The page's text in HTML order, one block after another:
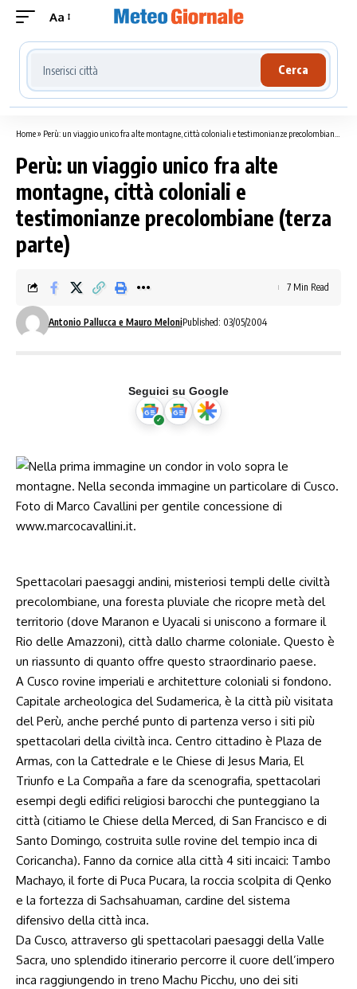
Aa
Cerca località meteo
Cerca
Home» Perù: un viaggio unico fra alte montagne, città coloniali e testimonianze precolombiane (terza parte)
Perù: un viaggio unico fra alte
montagne, città coloniali e
testimonianze precolombiane (terza
parte)
Antonio Pallucca e Mauro MeloniPublished: 03/05/2004
7 Min Read
Seguici su Google
Spettacolari paesaggi andini, misteriosi templi delle civiltà
precolombiane, una foresta pluviale che ricopre metà del
territorio (dove Maranon e Uyacali si uniscono a formare il
Rio delle Amazzoni), città dallo charme coloniale. Questo è
un riassunto di quanto offre questo straordinario paese.
A Cusco rovine imperiali e architetture coloniali si fondono.
Capitale archeologica del Sudamerica, è la città più visitata
del Perù, anche perché punto di partenza verso i siti più
spettacolari della civiltà inca. Centro cittadino è Plaza de
Armas, con la Cattedrale e le Chiese di Jesus Maria, El
Triunfo e La Compaña a fare da scenografia, spettacolari
esempi degli edifici religiosi barocchi che punteggiano la
città (citiamo le Chiese della Merced, di San Francisco e di
Santo Domingo, costruita sulle rovine del tempio inca di
Coricancha). Fanno da cornice alla città 4 siti incaici: Tambo
Machayo, il forte di Puca Pucara, la roccia scolpita di Qenko
e la fortezza di Sachsahuaman, cardine del sistema
difensivo della città inca.
Da Cusco, attraverso gli spettacolari paesaggi della Valle
Sacra, uno splendido itinerario percorre il cuore dell’impero
inca raggiungendo in treno Machu Picchu, uno dei siti